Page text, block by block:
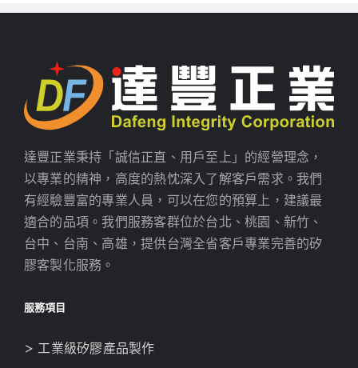
達豐正業秉持「誠信正直、用戶至上」的經營理念，
以專業的精神，高度的熱忱深入了解客戶需求。我們
有經驗豐富的專業人員，可以在您的預算上，建議最
適合的品項。我們服務客群位於台北、桃園、新竹、
台中、台南、高雄，提供台灣全省客戶專業完善的矽
膠客製化服務。
服務項目
> 工業級矽膠產品製作